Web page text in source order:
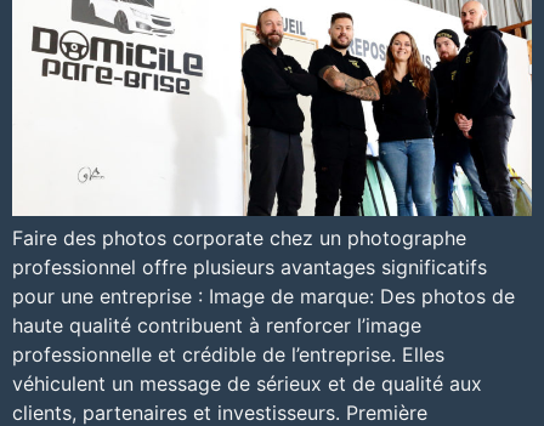
Faire des photos corporate chez un photographe
professionnel offre plusieurs avantages significatifs
pour une entreprise : Image de marque: Des photos de
haute qualité contribuent à renforcer l’image
professionnelle et crédible de l’entreprise. Elles
véhiculent un message de sérieux et de qualité aux
clients, partenaires et investisseurs. Première